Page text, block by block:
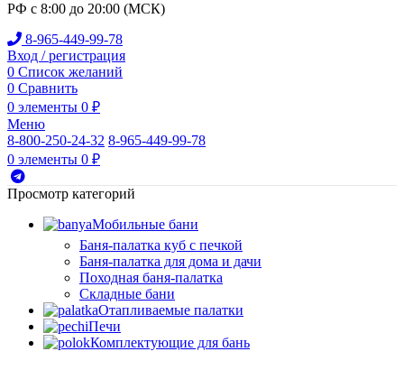
РФ с 8:00 до 20:00 (МСК)
8-965-449-99-78
Вход / регистрация
0 Список желаний
0 Сравнить
0 элементы 0 ₽
Меню
8-800-250-24-32 8-965-449-99-78
0 элементы 0 ₽
Просмотр категорий
Мобильные бани
Баня-палатка куб с печкой
Баня-палатка для дома и дачи
Походная баня-палатка
Складные бани
Отапливаемые палатки
Печи
Комплектующие для бань